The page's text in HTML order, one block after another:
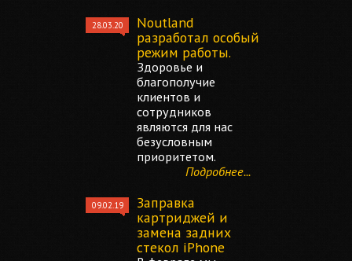
28.03.20
Noutland
разработал особый
режим работы.
Здоровье и
благополучие
клиентов и
сотрудников
являются для нас
безусловным
приоритетом.
Подробнее...
09.02.19
Заправка
картриджей и
замена задних
стекол iPhone